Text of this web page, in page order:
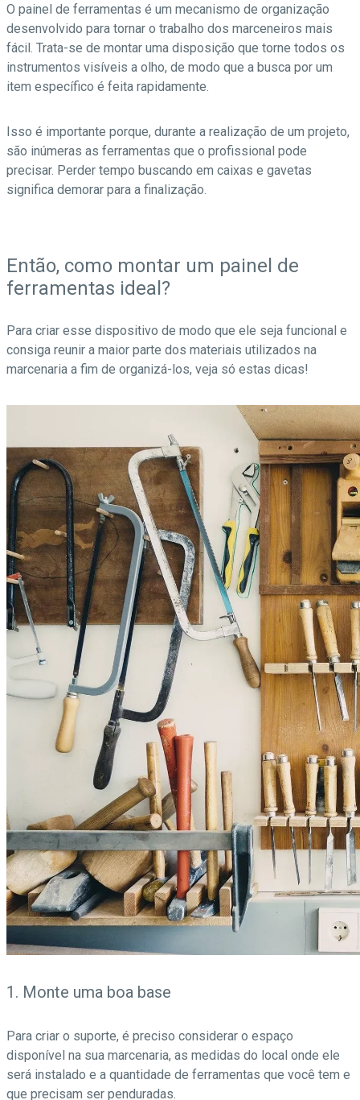
O painel de ferramentas é um mecanismo de organização
desenvolvido para tornar o trabalho dos marceneiros mais
fácil. Trata-se de montar uma disposição que torne todos os
instrumentos visíveis a olho, de modo que a busca por um
item específico é feita rapidamente.
Isso é importante porque, durante a realização de um projeto,
são inúmeras as ferramentas que o profissional pode
precisar. Perder tempo buscando em caixas e gavetas
significa demorar para a finalização.
Então, como montar um painel de
ferramentas ideal?
Para criar esse dispositivo de modo que ele seja funcional e
consiga reunir a maior parte dos materiais utilizados na
marcenaria a fim de organizá-los, veja só estas dicas!
1. Monte uma boa base
Para criar o suporte, é preciso considerar o espaço
disponível na sua marcenaria, as medidas do local onde ele
será instalado e a quantidade de ferramentas que você tem e
que precisam ser penduradas.